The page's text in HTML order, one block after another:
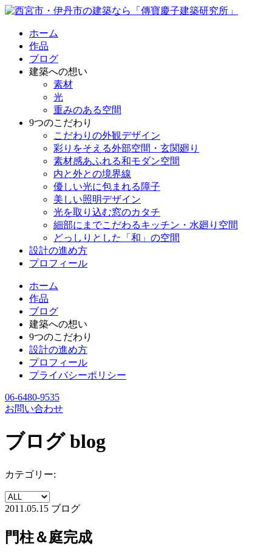
ホーム
作品
ブログ
建築への想い
素材
光
重みのある空間
9つのこだわり
こだわりの外観デザイン
彩りをそえる外部空間・玄関廻り
素材感あふれる和モダン空間
内と外との境界線
優しい光に包まれる障子
美しい照明デザイン
光を取り込む窓のカタチ
細部にまでこだわるキッチン・水廻り空間
どっしりとした「和」の空間
設計の進め方
プロフィール
ホーム
作品
ブログ
建築への想い
9つのこだわり
設計の進め方
プロフィール
プライバシーポリシー
06-6480-9535
お問い合わせ
ブログ blog
カテゴリー:
2011.05.15 ブログ
門柱＆庭完成